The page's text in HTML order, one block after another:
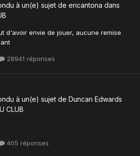
à un(e) sujet de ericantona dans
d'avoir envie de jouer, aucune remise
28941 réponses
à un(e) sujet de Duncan Edwards
CLUB
405 réponses